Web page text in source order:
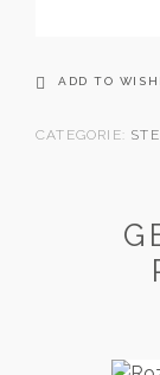
ADD TO
CATEGORIE: